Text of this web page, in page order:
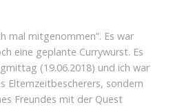
mal mitgenommen”. Es war
eine geplante Currywurst. Es
(19.06.2018) und ich war
Elternzeitbescherers, sondern
Freundes mit der Quest